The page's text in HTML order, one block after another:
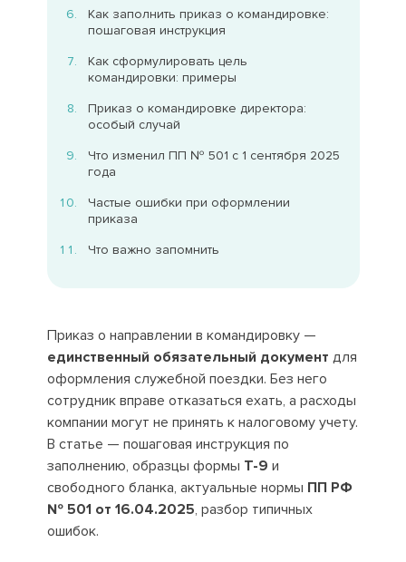
Как заполнить приказ о командировке:
пошаговая инструкция
Как сформулировать цель
командировки: примеры
Приказ о командировке директора:
особый случай
Что изменил ПП № 501 с 1 сентября 2025
года
Частые ошибки при оформлении
приказа
Что важно запомнить
Приказ о направлении в командировку —
единственный обязательный документ для
оформления служебной поездки. Без него
сотрудник вправе отказаться ехать, а расходы
компании могут не принять к налоговому учету.
В статье — пошаговая инструкция по
заполнению, образцы формы Т-9 и
свободного бланка, актуальные нормы ПП РФ
№ 501 от 16.04.2025, разбор типичных
ошибок.